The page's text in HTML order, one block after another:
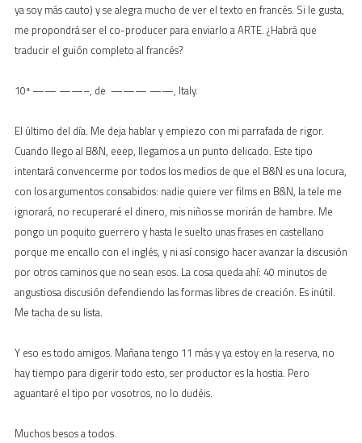
ya soy más cauto) y se alegra mucho de ver el texto en francés. Si le gusta,
me propondrá ser el co-producer para enviarlo a ARTE. ¿Habrá que
traducir el guión completo al francés?
10ª —— ——–, de ——— ——, Italy.
El último del día. Me deja hablar y empiezo con mi parrafada de rigor.
Cuando llego al B&N, eeep, llegamos a un punto delicado. Este tipo
intentará convencerme por todos los medios de que el B&N es una locura,
con los argumentos consabidos: nadie quiere ver films en B&N, la tele me
ignorará, no recuperaré el dinero, mis niños se morirán de hambre. Me
pongo un poquito guerrero y hasta le suelto unas frases en castellano
porque me encallo con el inglés, y ni así consigo hacer avanzar la discusión
por otros caminos que no sean esos. La cosa queda ahí: 40 minutos de
angustiosa discusión defendiendo las formas libres de creación. Es inútil.
Me tacha de su lista.
Y eso es todo amigos. Mañana tengo 11 más y ya estoy en la reserva, no
hay tiempo para digerir todo esto, ser productor es la hostia. Pero
aguantaré el tipo por vosotros, no lo dudéis.
Muchos besos a todos.